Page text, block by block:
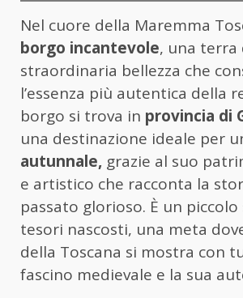
Nel cuore della Maremma
borgo incantevole, una terra
straordinaria bellezza che
l’essenza più autentica della
borgo si trova in provincia di
una destinazione ideale per
autunnale, grazie al suo
e artistico che racconta la
passato glorioso. È un
tesori nascosti, una meta
della Toscana si mostra con
fascino medievale e la sua